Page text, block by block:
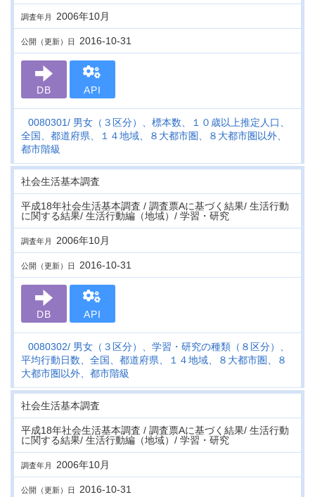
調査年月 2006年10月
公開（更新）日 2016-10-31
DB API
0080301 男女（３区分）、標本数、１０歳以上推定人口、
全国、都道府県、１４地域、８大都市圏、８大都市圏以外、
都市階級
社会生活基本調査
平成18年社会生活基本調査 / 調査票Aに基づく結果/ 生活行動
に関する結果/ 生活行動編（地域）/ 学習・研究
調査年月 2006年10月
公開（更新）日 2016-10-31
DB API
0080302
男女（３区分）、学習・研究の種類（８区分）、
平均行動日数、全国、都道府県、１４地域、８大都市圏、８
大都市圏以外、都市階級
社会生活基本調査
平成18年社会生活基本調査 / 調査票Aに基づく結果/ 生活行動
に関する結果/ 生活行動編（地域）/ 学習・研究
調査年月 2006年10月
公開（更新）日 2016-10-31